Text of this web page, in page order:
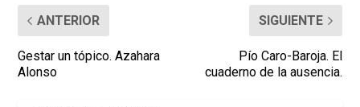
ANTERIOR
Gestar un tópico. Azahara
Alonso
SIGUIENTE
Pío Caro-Baroja. El
cuaderno de la ausencia.